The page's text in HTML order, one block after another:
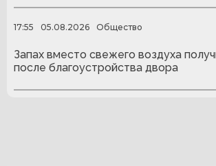
17:55 05.08.2026 Общество
Запах вместо свежего воздуха
после благоустройства двора